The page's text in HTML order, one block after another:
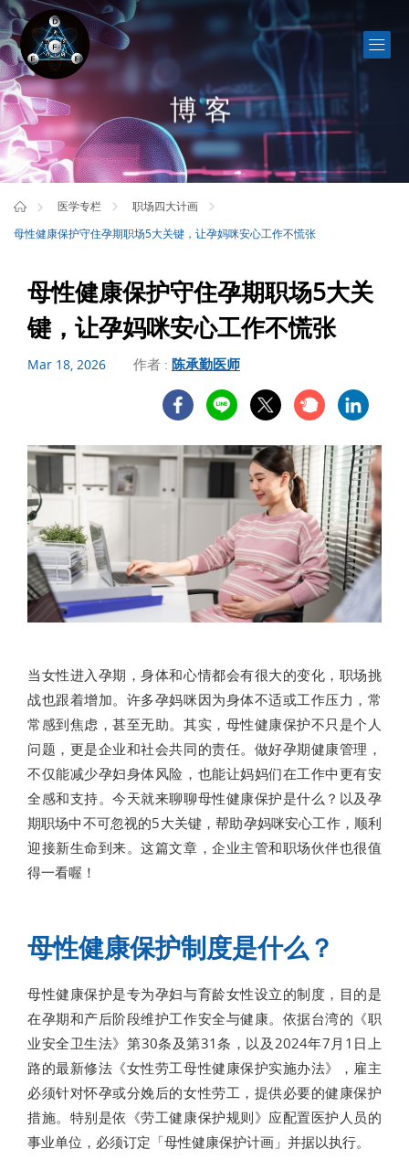
博客
医学专栏
职场四大计画
母性健康保护守住孕期职场5大关键，让孕妈咪安心工作不慌张
母性健康保护守住孕期职场5大关
键，让孕妈咪安心工作不慌张
Mar 18, 2026 作者 : 陈承勤医师
当女性进入孕期，身体和心情都会有很大的变化，职场挑
战也跟着增加。许多孕妈咪因为身体不适或工作压力，常
常感到焦虑，甚至无助。其实，母性健康保护不只是个人
问题，更是企业和社会共同的责任。做好孕期健康管理，
不仅能减少孕妇身体风险，也能让妈妈们在工作中更有安
全感和支持。今天就来聊聊母性健康保护是什么？以及孕
期职场中不可忽视的5大关键，帮助孕妈咪安心工作，顺利
迎接新生命到来。这篇文章，企业主管和职场伙伴也很值
得一看喔！
母性健康保护制度是什么？
母性健康保护是专为孕妇与育龄女性设立的制度，目的是
在孕期和产后阶段维护工作安全与健康。依据台湾的《职
业安全卫生法》第30条及第31条，以及2024年7月1日上
路的最新修法《女性劳工母性健康保护实施办法》，雇主
必须针对怀孕或分娩后的女性劳工，提供必要的健康保护
措施。特别是依《劳工健康保护规则》应配置医护人员的
事业单位，必须订定「母性健康保护计画」并据以执行。